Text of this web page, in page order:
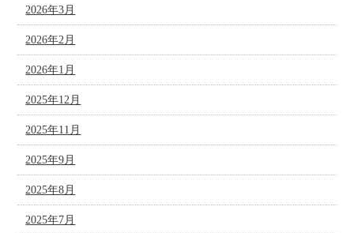
2026年3月
2026年2月
2026年1月
2025年12月
2025年11月
2025年9月
2025年8月
2025年7月